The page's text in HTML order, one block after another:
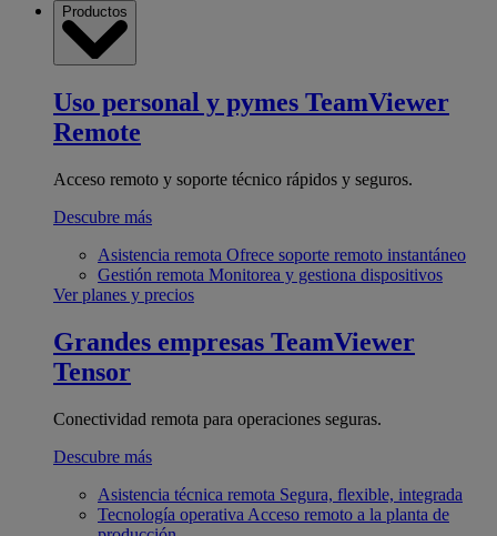
Productos
Uso personal y pymes TeamViewer
Remote
Acceso remoto y soporte técnico rápidos y seguros.
Descubre más
Asistencia remota Ofrece soporte remoto instantáneo
Gestión remota Monitorea y gestiona dispositivos
Ver planes y precios
Grandes empresas TeamViewer
Tensor
Conectividad remota para operaciones seguras.
Descubre más
Asistencia técnica remota Segura, flexible, integrada
Tecnología operativa Acceso remoto a la planta de